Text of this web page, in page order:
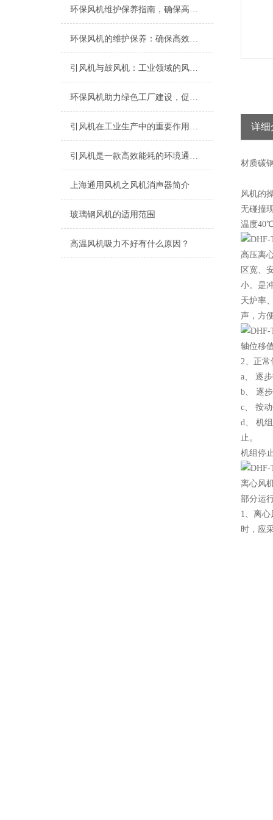
环保风机维护保养指南，确保高效稳定运行
环保风机的维护保养：确保高效运行的关键
引风机与鼓风机：工业领域的风动双子星
环保风机助力绿色工厂建设，促进节能减排
引风机在工业生产中的重要作用及发展趋势
引风机是一款高效能耗的环境通风设备
上海​通用风机之风机消声器简介
玻璃钢风机的适用范围
高温风机吸力不好有什么原因？
详细
材质碳
风机的
无碰撞
温度
高压离
区宽、
小。是
天炉率
声，方
轴位移
2、正常
a、 逐
b、 逐
c、 按
d、 机
止。
机组停
离心风
部分运
1、离
时，应